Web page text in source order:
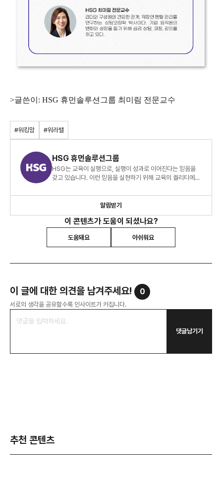
>글쓴이 : HSG 휴먼솔루션그룹 최미림 전문교수
#워킹맘 #워라밸
HSG 휴먼솔루션그룹
HSG는 교육이 실행으로, 실행이 성과로 이어진다는 믿음을
갖고 있습니다. 이런 믿음을 실현하기 위해 교육의 퀄리티에
개발합니다
알림받기
이 콘텐츠가 도움이 되셨나요?
도움돼요 아쉬워요
이 글에 대한 의견을 남겨주세요! 0
서로의 생각을 공유할수록 인사이트가 커집니다.
댓글남기기
추천 콘텐츠